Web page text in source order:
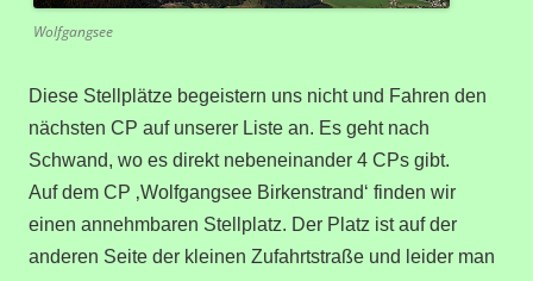
Wolfgangsee
Diese Stellplätze begeistern uns nicht und Fahren den
nächsten CP auf unserer Liste an. Es geht nach
Schwand, wo es direkt nebeneinander 4 CPs gibt.
Auf dem CP ‚Wolfgangsee Birkenstrand‘ finden wir
einen annehmbaren Stellplatz. Der Platz ist auf der
anderen Seite der kleinen Zufahrtstraße und leider man